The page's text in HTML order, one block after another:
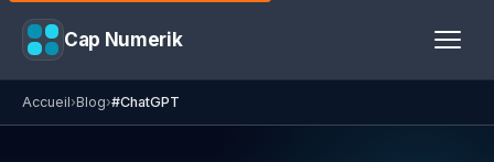
Cap Numerik
Accueil›Blog›#ChatGPT